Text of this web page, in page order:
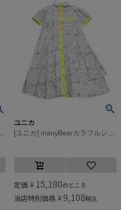
ユニカ
定価 ¥ 15,180のところ
当店特別価格 ¥ 9,108税込